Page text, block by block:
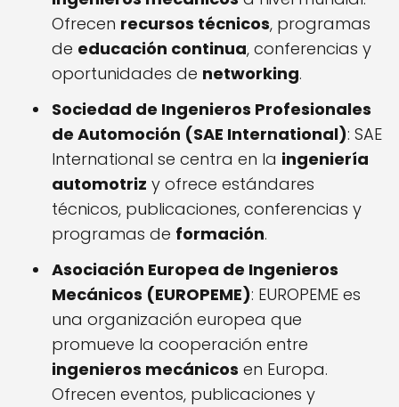
Ofrecen recursos técnicos, programas
de educación continua, conferencias y
oportunidades de networking.
Sociedad de Ingenieros Profesionales
de Automoción (SAE International): SAE
International se centra en la ingeniería
automotriz y ofrece estándares
técnicos, publicaciones, conferencias y
programas de formación.
Asociación Europea de Ingenieros
Mecánicos (EUROPEME): EUROPEME es
una organización europea que
promueve la cooperación entre
ingenieros mecánicos en Europa.
Ofrecen eventos, publicaciones y